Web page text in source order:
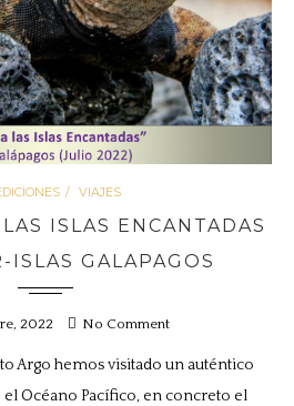
VIAJES
ISLAS ENCANTADAS
ISLAS GALAPAGOS
2022 No Comment
Argo hemos visitado un auténtico
el Océano Pacífico, en concreto el